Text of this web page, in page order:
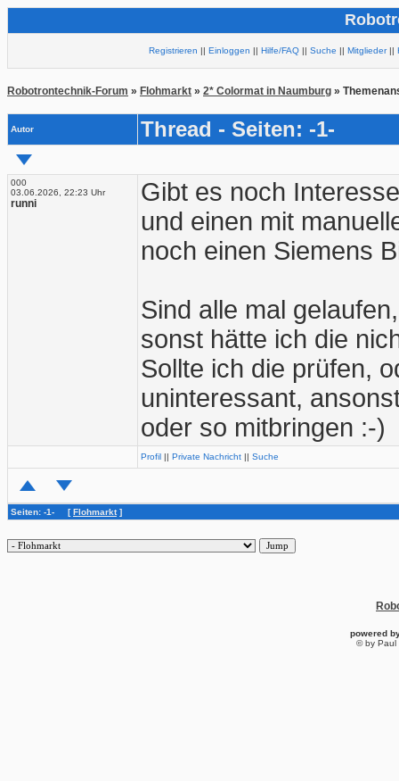
Registrieren || Einloggen || Hilfe/FAQ || Suche || Mitglieder||
Robotrontechnik-Forum » Flohmarkt » 2* Colormat in Naumburg »
Autor Thread - Seiten: -1-
000
03.06.2026, 22:23 Uhr
runni
Gibt es noch
und einen mit
noch einen Siemens
Sind alle mal
sonst hätte ich die
Sollte ich die prüfen,
uninteressant,
oder so mitbringen :-)
Profil || Private Nachricht || Suche
Seiten: -1- [Flohmarkt]
powered
© by Paul